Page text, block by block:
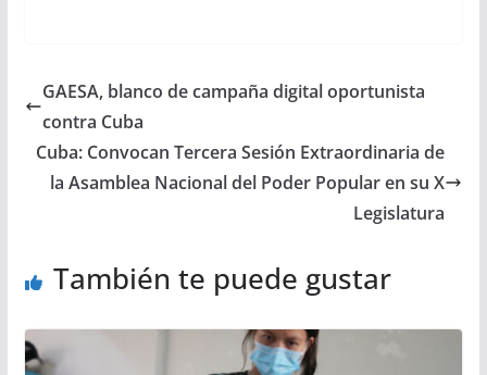
GAESA, blanco de campaña digital oportunista
contra Cuba
Cuba: Convocan Tercera Sesión Extraordinaria de
la Asamblea Nacional del Poder Popular en su X
Legislatura
También te puede gustar